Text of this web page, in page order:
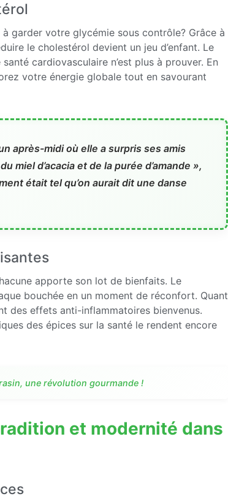
à garder votre glycémie sous contrôle? Grâce à
le cholestérol devient un jeu d’enfant. Le
cardiovasculaire n’est plus à prouver. En
votre énergie globale tout en savourant
après-midi où elle a surpris ses amis
miel d’acacia et de la purée d’amande »,
était tel qu’on aurait dit une danse
apporte son lot de bienfaits. Le
bouchée en un moment de réconfort. Quant
des effets anti-inflammatoires bienvenus.
des épices sur la santé le rendent encore
une révolution gourmande !
et modernité dans